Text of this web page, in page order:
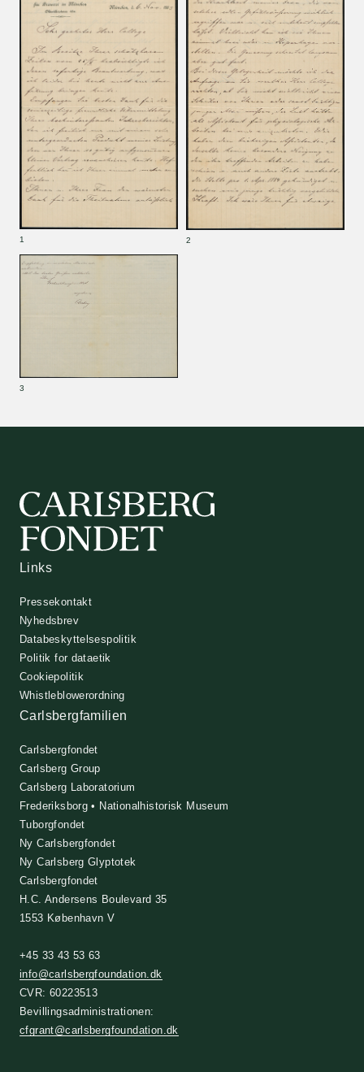
Links
Pressekontakt
Nyhedsbrev
Databeskyttelsespolitik
Politik for dataetik
Cookiepolitik
Whistleblowerordning
Carlsbergfamilien
Carlsbergfondet
Carlsberg Group
Carlsberg Laboratorium
Frederiksborg • Nationalhistorisk Museum
Tuborgfondet
Ny Carlsbergfondet
Ny Carlsberg Glyptotek
Carlsbergfondet
H.C. Andersens Boulevard 35
1553 København V
+45 33 43 53 63
info@carlsbergfoundation.dk
CVR: 60223513
Bevillingsadministrationen:
cfgrant@carlsbergfoundation.dk